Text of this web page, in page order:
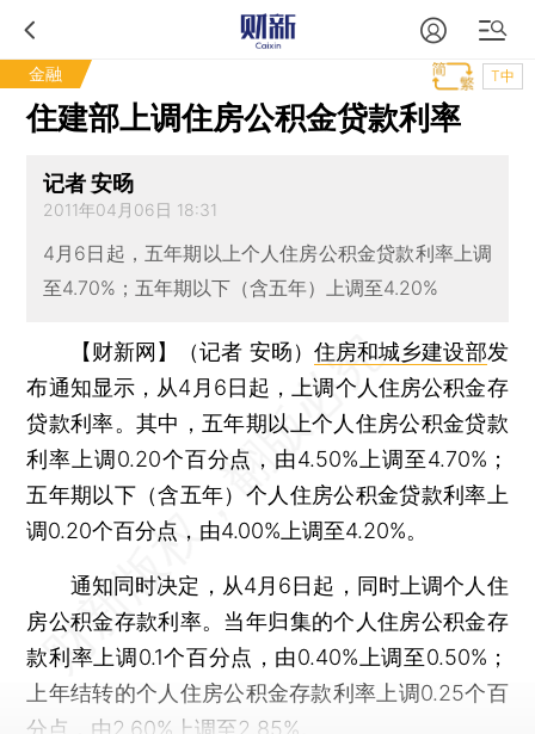
金融 T中
住建部上调住房公积金贷款利率
记者 安旸
2011年04月06日 18:31
4月6日起，五年期以上个人住房公积金贷款利率上调
至4.70%；五年期以下（含五年）上调至4.20%
【财新网】（记者 安旸） 住房和城乡建设部发
布通知显示，从4月6日起，上调个人住房公积金存
贷款利率。其中，五年期以上个人住房公积金贷款
利率上调0.20个百分点，由4.50%上调至4.70%；
五年期以下（含五年）个人住房公积金贷款利率上
调0.20个百分点，由4.00%上调至4.20%。
通知同时决定，从4月6日起，同时上调个人住
房公积金存款利率。当年归集的个人住房公积金存
款利率上调0.1个百分点，由0.40%上调至0.50%；
上年结转的个人住房公积金存款利率上调0.25个百
分点，由2.60%上调至2.85%。